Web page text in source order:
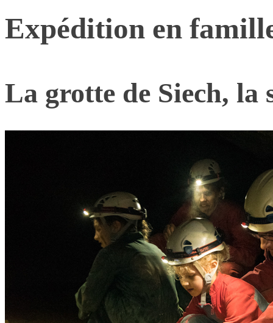
Expédition en
La grotte de Siech, la